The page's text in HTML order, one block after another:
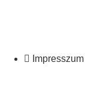
Impresszum